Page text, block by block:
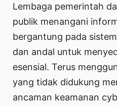
Lembaga pemerintah
publik menangani
bergantung pada
dan andal untuk
esensial. Terus
yang tidak didukung
ancaman keamanan